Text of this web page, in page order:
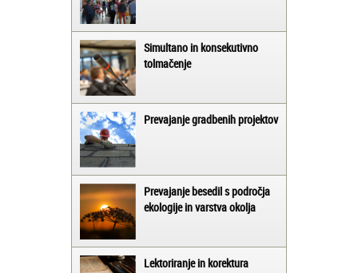
Simultano in konsekutivno
tolmačenje
Prevajanje gradbenih projektov
Prevajanje besedil s področja
ekologije in varstva okolja
Lektoriranje in korektura